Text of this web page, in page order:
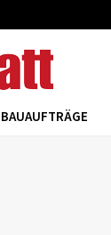
BAUAUFTRÄGE